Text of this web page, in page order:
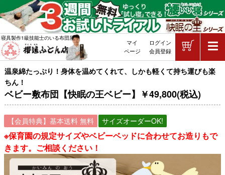
ベビー敷布団【快眠の王ベビー】￥49,800(税込)
温泉綿たっぷり！身体を温めてくれて、しかも軽くて持ち運びも楽
ちん！
敷布団・掛け布団・羽毛布団・マ
寝具製作1級技能士のいる布団屋
マイ
ページ
ログイン
会員登録
【会員特典】基本送料 無料 サイズオーダーOK!
※保育園の規定サイズやベビーベッドに合わせてお造りもで
きます。ご相談ください！